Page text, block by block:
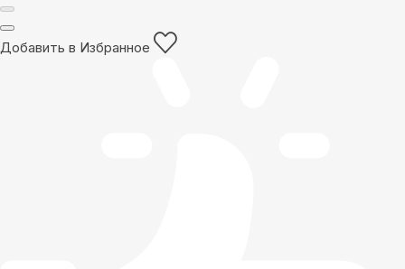
Добавить в Избранное